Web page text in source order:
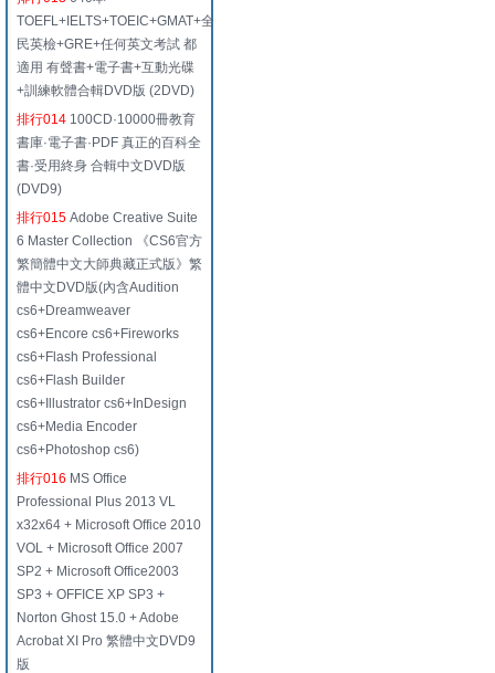
TOEFL+IELTS+TOEIC+GMAT+全
民英檢+GRE+任何英文考試 都
適用 有聲書+電子書+互動光碟
+訓練軟體合輯DVD版 (2DVD)
排行014 100CD·10000冊教育
書庫·電子書·PDF 真正的百科全
書·受用終身 合輯中文DVD版
(DVD9)
排行015 Adobe Creative Suite
6 Master Collection 《CS6官方
繁簡體中文大師典藏正式版》繁
體中文DVD版(內含Audition
cs6+Dreamweaver
cs6+Encore cs6+Fireworks
cs6+Flash Professional
cs6+Flash Builder
cs6+Illustrator cs6+InDesign
cs6+Media Encoder
cs6+Photoshop cs6)
排行016 MS Office
Professional Plus 2013 VL
x32x64 + Microsoft Office 2010
VOL + Microsoft Office 2007
SP2 + Microsoft Office2003
SP3 + OFFICE XP SP3 +
Norton Ghost 15.0 + Adobe
Acrobat XI Pro 繁體中文DVD9
版